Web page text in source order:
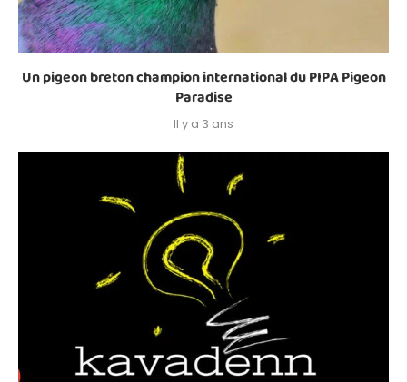
Un pigeon breton champion international du PIPA Pigeon
Paradise
Il y a 3 ans